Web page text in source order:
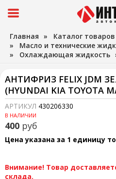
Главная » Каталог товаров
» Масло и технические
» Охлаждающая жидкость
АНТИФРИЗ FELIX JDM
(HYUNDAI KIA TOYOTA
АРТИКУЛ 430206330
В НАЛИЧИИ
400 руб
Цена указана за 1 единицу
Внимание! Товар
склада.